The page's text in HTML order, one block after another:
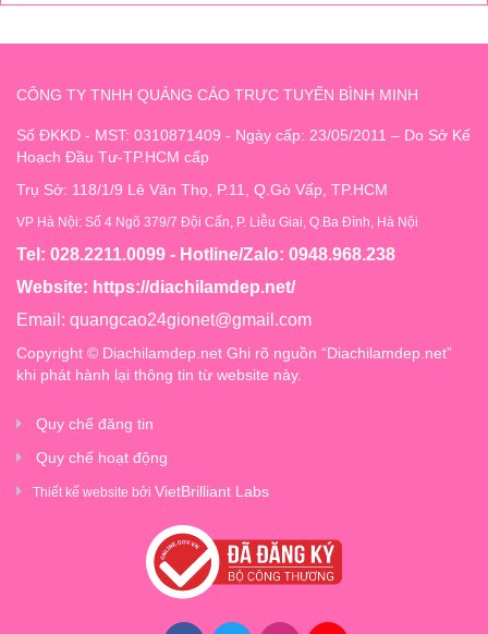
CÔNG TY TNHH QUẢNG CÁO TRỰC TUYẾN BÌNH MINH
Số ĐKKD - MST: 0310871409 - Ngày cấp: 23/05/2011 – Do Sở Kế
Hoạch Đầu Tư-TP.HCM cấp
Trụ Sở: 118/1/9 Lê Văn Thọ, P.11, Q.Gò Vấp, TP.HCM
VP Hà Nội: Số 4 Ngõ 379/7 Đội Cấn, P. Liễu Giai, Q.Ba Đình, Hà Nội
Tel: 028.2211.0099 - Hotline/Zalo: 0948.968.238
Website: https://diachilamdep.net/
Email: quangcao24gionet@gmail.com
Copyright © Diachilamdep.net Ghi rõ nguồn “Diachilamdep.net”
khi phát hành lại thông tin từ website này.
Quy chế đăng tin
Quy chế hoạt động
Thiết kế website bởi VietBrilliant Labs